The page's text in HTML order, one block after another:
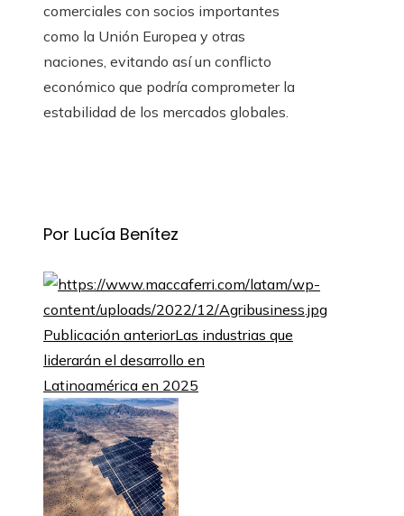
comerciales con socios importantes
como la Unión Europea y otras
naciones, evitando así un conflicto
económico que podría comprometer la
estabilidad de los mercados globales.
Por Lucía Benítez
Publicación anteriorLas industrias que
liderarán el desarrollo en
Latinoamérica en 2025